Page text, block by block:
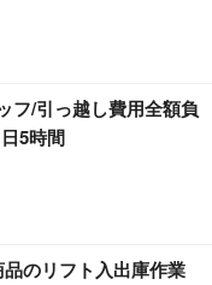
フ/引っ越し費用全額負
5時間
のリフト入出庫作業